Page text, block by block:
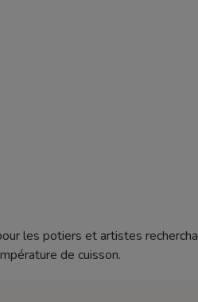
les potiers et artistes
de cuisson.